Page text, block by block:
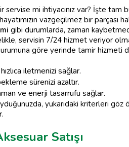
servise mi ihtiyacınız var? İşte tam
vazgeçilmez bir parçası
gibi durumlarda, zaman
servisin 7/24 hizmet veriyor
göre yerinde tamir hizmeti
iletmenizi sağlar.
sürenizi azaltır.
ve enerji tasarrufu sağlar.
yukarıdaki kriterleri göz
Satışı